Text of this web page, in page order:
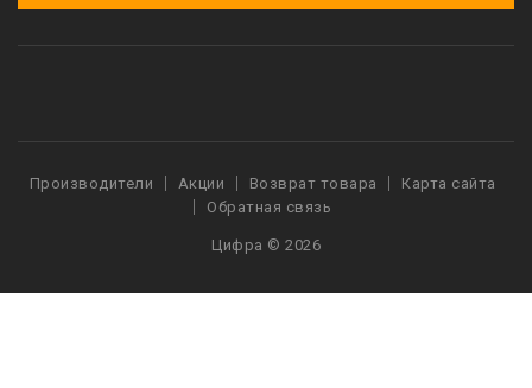
Производители Акции Возврат товара
Карта сайта
Обратная связь
Цифра © 2026